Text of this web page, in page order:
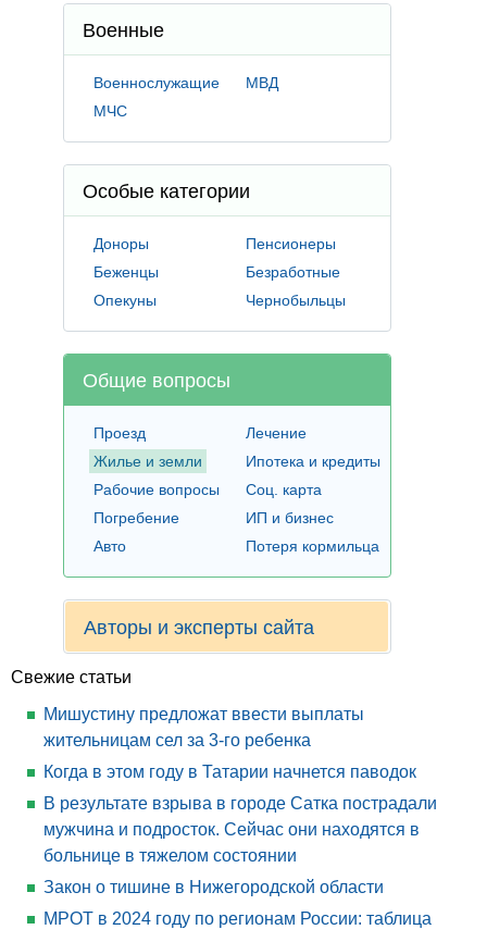
Военные
Военнослужащие
МВД
МЧС
Особые категории
Доноры
Пенсионеры
Беженцы
Безработные
Опекуны
Чернобыльцы
Общие вопросы
Проезд
Лечение
Жилье и земли
Ипотека и кредиты
Рабочие вопросы
Соц. карта
Погребение
ИП и бизнес
Авто
Потеря кормильца
Авторы и эксперты сайта
Свежие статьи
Мишустину предложат ввести выплаты
жительницам сел за 3-го ребенка
Когда в этом году в Татарии начнется паводок
В результате взрыва в городе Сатка пострадали
мужчина и подросток. Сейчас они находятся в
больнице в тяжелом состоянии
Закон о тишине в Нижегородской области
МРОТ в 2024 году по регионам России: таблица